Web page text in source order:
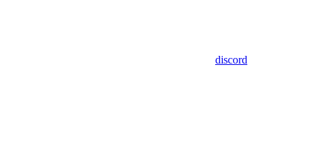
discord